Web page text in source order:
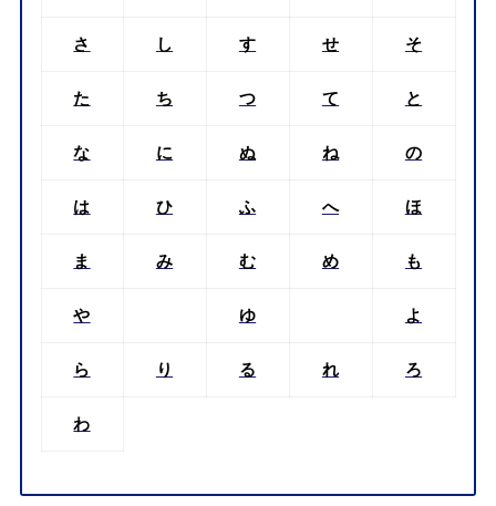
さ し す せ そ
た ち つ て と
な に ぬ ね の
は ひ ふ へ ほ
ま み む め も
や ゆ よ
ら り る れ ろ
わ